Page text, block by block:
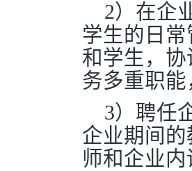
2）在企
学生的日
和学生，
务多重职
3）聘任
企业期间
师和企业